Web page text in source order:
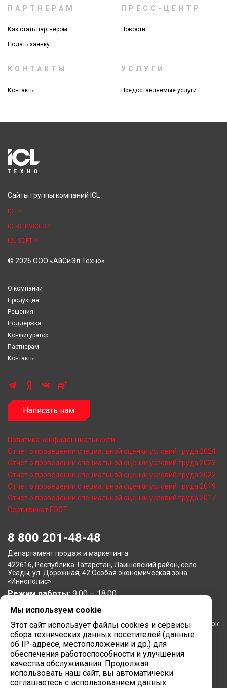
ПАРТНЕРАМ
Как стать партнером
Подать заявку
ПРЕСС-ЦЕНТР
Новости
КОНТАКТЫ
Контакты
УСЛУГИ
Предоставляемые услуги
Сайты группы компаний ICL
ICL
ICL-SERVICES
ICL-SOFT
© 2026 ООО «АйСиЭл Техно»
О компании
Продукция
Решения
Поддержка
Конфигуратор
Партнерам
Контакты
Написать нам
Политика конфиденциальности
Отчет о проведении специальной оценки условий труда 2024
Отчет о проведении специальной оценки условий труда 2023
Отчет о проведении специальной оценки условий труда 2022
Отчет о проведении специальной оценки условий труда 2019
Отчет о проведении специальной оценки условий труда 2017
Сертификат ГОСТ
8 800 201-48-48
Департамент продаж и маркетинга
422616, Республика Татарстан, Лаишевский район, село
Усады, ул. Дорожная, 42 Особая экономическая зона
«Иннополис»
Режим работы:9:00 – 18:00
Московское представительство
105064, г. Москва, Нижний Сусальный переулок, 5, бизнес-парк
«Арма»
Режим работы:9:00 – 18:00
Завод вычислительной техники
422624, Республика Татарстан, мр-н Лаишевский, с/п
Столбищенское, ул.Советская, зд.278
Мы используем cookie
Этот сайт использует файлы cookies и сервисы
сбора технических данных посетителей (данные
об IP-адресе, местоположении и др.) для
обеспечения работоспособности и улучшения
качества обслуживания. Продолжая
использовать наш сайт, вы автоматически
соглашаетесь с использованием данных